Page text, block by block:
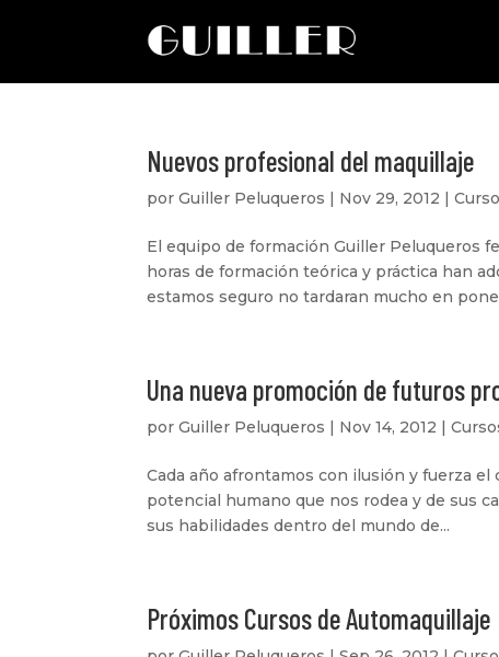
Nuevos profesional del maquillaje
porGuiller Peluqueros | Nov 29, 2012 |
El equipo de formación Guiller Peluqueros
horas de formación teórica y práctica han
estamos seguro no tardaran mucho en
Una nueva promoción de futuros
porGuiller Peluqueros | Nov 14, 2012 |
Cada año afrontamos con ilusión y fuerza
potencial humano que nos rodea y de sus
sus habilidades dentro del mundo de...
Próximos Cursos de Automaquillaje